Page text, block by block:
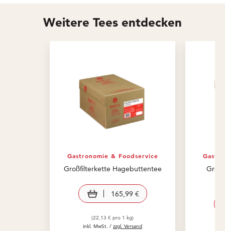
Weitere Tees entdecken
Gastronomie & Foodservice
Großfilterkette Hagebuttentee
In den Warenkorb
165,99 €
(22,13 € pro 1 kg)
inkl. MwSt. / zzgl. Versand